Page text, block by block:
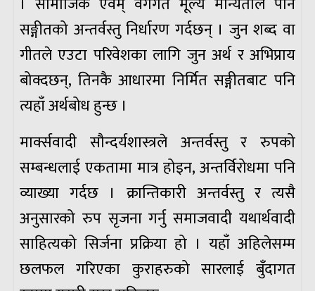
सङ्गीतको अन्तर्वस्तु निर्धारण गर्दछन् । जुन शब्द वा
गीतले एउटा परिवेशका लागि जुन अर्थ र अभिप्राय
बोक्दछन्, तिनकै आधारमा निर्मित सङ्गीतबाट पनि
त्यहाँ अर्थबोध हुन्छ ।
मार्क्सवादी सौन्दर्यशास्त्रले अन्तर्वस्तु र रुपको
सम्बन्धलाई एकतामा मात्र होइन, अन्तर्विरोधमा पनि
व्याख्या गर्दछ । क्रान्तिकारी अन्तर्वस्तु र त्यसै
अनुसारको रुप सृजना गर्नु समाजवादी यथार्थवादी
साहित्यको सिर्जना प्रक्रिया हो । यहाँ अहिलेसम्म
छलफल गरिएका कुराहरुको सारलाई बुँदागत